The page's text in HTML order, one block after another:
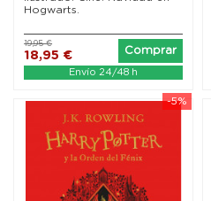
Hogwarts.
18,95 €
19,95 €
Comprar
Envío 24/48 h
-5%